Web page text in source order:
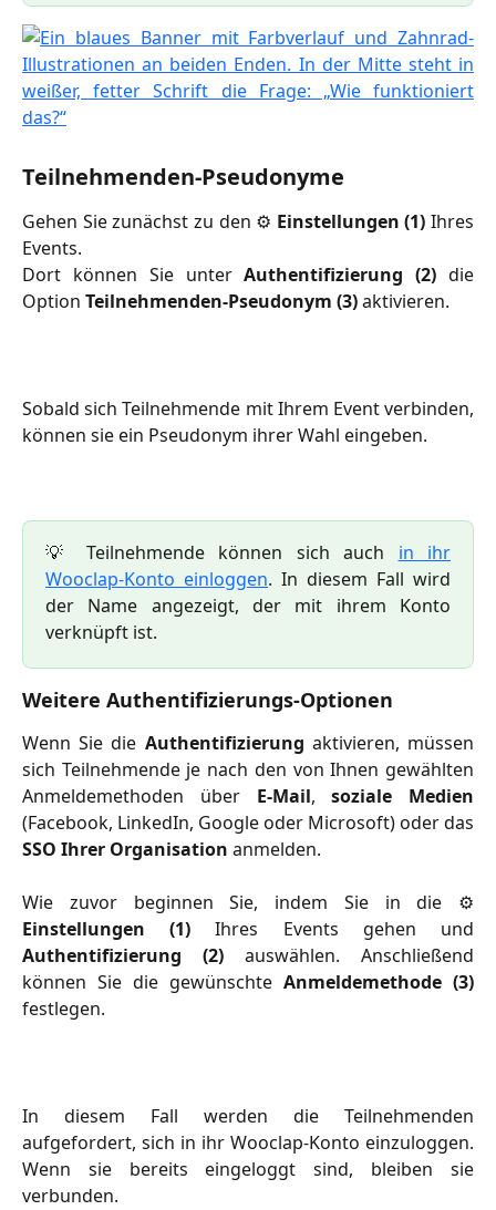
Teilnehmenden-Pseudonyme
Gehen Sie zunächst zu den ⚙️ Einstellungen (1) Ihres
Events.
Dort können Sie unterAuthentifizierung (2) die
Option Teilnehmenden-Pseudonym (3)aktivieren.
Sobald sich Teilnehmende mit Ihrem Event verbinden,
können sie ein Pseudonym ihrer Wahl eingeben.
💡 Teilnehmende können sich auch in ihr
Wooclap-Konto einloggen. In diesem Fall wird
der Name angezeigt, der mit ihrem Konto
verknüpft ist.
Weitere Authentifizierungs-Optionen
Wenn Sie die Authentifizierung aktivieren, müssen
sich Teilnehmende je nach den von Ihnen gewählten
Anmeldemethoden über E-Mail,soziale Medien
(Facebook, LinkedIn, Google oder Microsoft) oder das
SSO Ihrer Organisation anmelden.
Wie zuvor beginnen Sie, indem Sie in die ⚙️
Einstellungen (1) Ihres Events gehen und
Authentifizierung (2) auswählen. Anschließend
können Sie die gewünschte Anmeldemethode (3)
festlegen.
In diesem Fall werden die Teilnehmenden
aufgefordert, sich in ihr Wooclap-Konto einzuloggen.
Wenn sie bereits eingeloggt sind, bleiben sie
verbunden.